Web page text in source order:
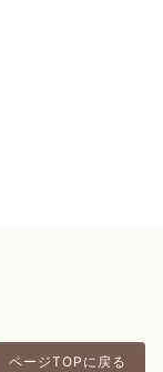
ページTOPに戻る